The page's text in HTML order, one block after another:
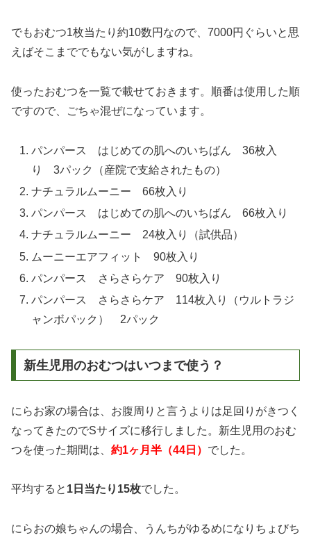
でもおむつ1枚当たり約10数円なので、7000円ぐらいと思
えばそこまででもない気がしますね。
使ったおむつを一覧で載せておきます。順番は使用した順
ですので、ごちゃ混ぜになっています。
パンパース はじめての肌へのいちばん 36枚入
り 3パック（産院で支給されたもの）
ナチュラルムーニー 66枚入り
パンパース はじめての肌へのいちばん 66枚入り
ナチュラルムーニー 24枚入り（試供品）
ムーニーエアフィット 90枚入り
パンパース さらさらケア 90枚入り
パンパース さらさらケア 114枚入り（ウルトラジ
ャンボパック） 2パック
新生児用のおむつはいつまで使う？
にらお家の場合は、お腹周りと言うよりは足回りがきつく
なってきたのでSサイズに移行しました。新生児用のおむ
つを使った期間は、 約1ヶ月半（44日） でした。
平均すると 1日当たり15枚でした。
にらおの娘ちゃんの場合、うんちがゆるめになりちょびち